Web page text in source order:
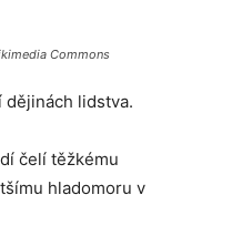
Commons
dějinách lidstva.
čelí těžkému
hladomoru v